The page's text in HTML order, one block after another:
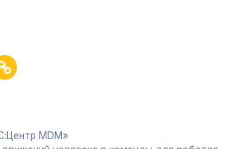
MDM»